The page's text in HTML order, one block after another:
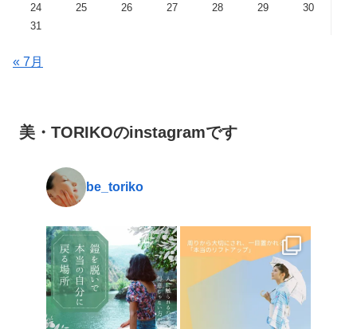
24
25 26 27 28 29
30
31
« 7月
美・TORIKOのinstagramです
be_toriko